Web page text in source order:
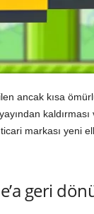
ancak kısa
kaldırması
markası yeni
geri